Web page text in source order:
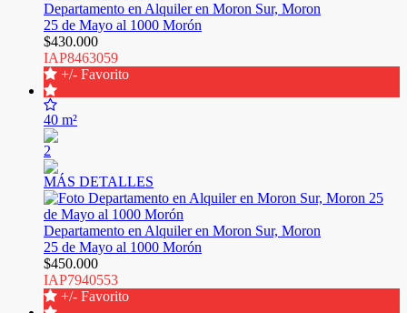
Departamento en Alquiler en Moron Sur, Moron
25 de Mayo al 1000 Morón
$430.000
IAP8463059
+/- Favorito
40 m²
2
MÁS DETALLES
Departamento en Alquiler en Moron Sur, Moron
25 de Mayo al 1000 Morón
$450.000
IAP7940553
+/- Favorito